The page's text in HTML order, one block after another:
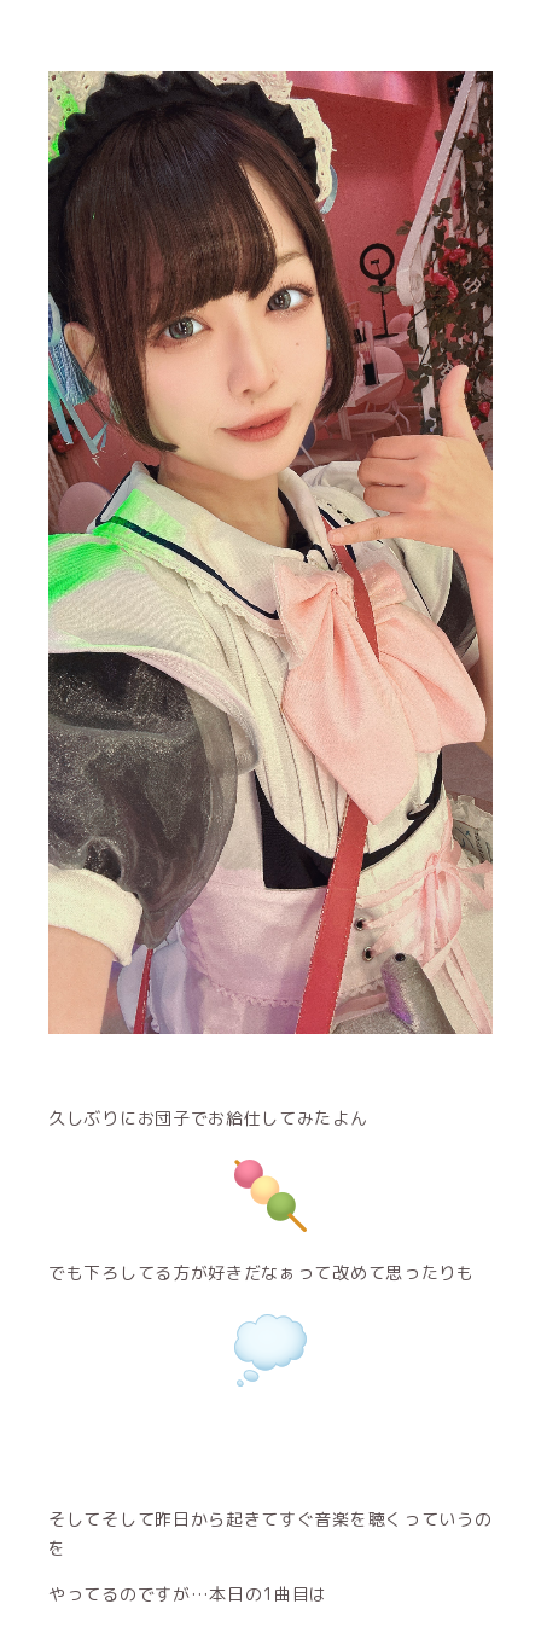
久しぶりにお団子でお給仕してみたよん
でも下ろしてる方が好きだなぁって改めて思ったりも
そしてそして昨日から起きてすぐ音楽を聴くっていうの
を
やってるのですが…本日の1曲目は